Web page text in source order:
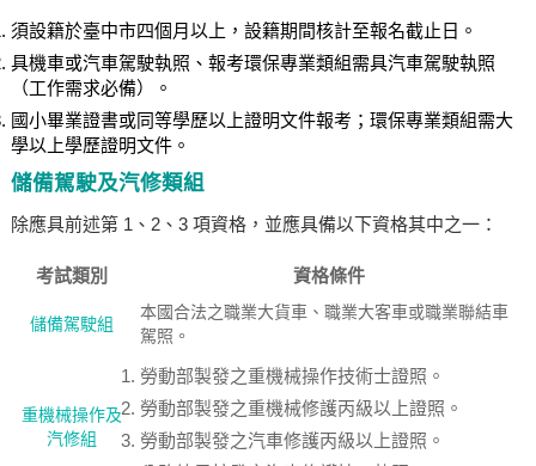
須設籍於臺中市四個月以上，設籍期間核計至報名截止日。
具機車或汽車駕駛執照、報考環保專業類組需具汽車駕駛執照
（工作需求必備）。
國小畢業證書或同等學歷以上證明文件報考；環保專業類組需大
學以上學歷證明文件。
儲備駕駛及汽修類組
除應具前述第 1、2、3 項資格，並應具備以下資格其中之一：
考試類別 資格條件
儲備駕駛組
本國合法之職業大貨車、職業大客車或職業聯結車
駕照。
重機械操作及
汽修組
勞動部製發之重機械操作技術士證照。
勞動部製發之重機械修護丙級以上證照。
勞動部製發之汽車修護丙級以上證照。